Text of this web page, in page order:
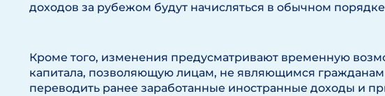
доходов за рубежом будут начисляться в обычном
Кроме того, изменения предусматривают временную
капитала, позволяющую лицам, не являющимся
переводить ранее заработанные иностранные доходы и